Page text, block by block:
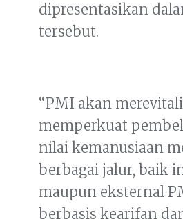
dipresentasikan
tersebut.
“PMI akan
memperkuat
nilai kemanusiaan
berbagai jalur, baik
maupun eksternal
berbasis kearifan